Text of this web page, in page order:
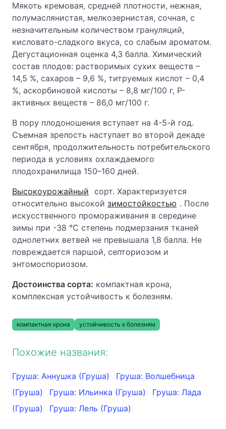
Мякоть кремовая, средней плотности, нежная,
полумаслянистая, мелкозернистая, сочная, с
незначительным количеством грануляций,
кисловато-сладкого вкуса, со слабым ароматом.
Дегустационная оценка 4,3 балла. Химический
состав плодов: растворимых сухих веществ –
14,5 %, сахаров – 9,6 %, титруемых кислот – 0,4
%, аскорбиновой кислоты – 8,8 мг/100 г, Р-
активных веществ – 86,0 мг/100 г.
В пору плодоношения вступает на 4-5-й год.
Съемная зрелость наступает во второй декаде
сентября, продолжительность потребительского
периода в условиях охлаждаемого
плодохранилища 150–160 дней.
Высокоурожайный сорт. Характеризуется
относительно высокой зимостойкостью . После
искусственного промораживания в середине
зимы при -38 °С степень подмерзания тканей
однолетних ветвей не превышала 1,8 балла. Не
повреждается паршой, септориозом и
энтомоспориозом.
Достоинства сорта: компактная крона,
комплексная устойчивость к болезням.
компактная крона устойчивость к болезням
Похожие названия:
Груша: Аннушка (Груша)
Груша: Волшебница
(Груша)
Груша: Ильинка (Груша)
Груша: Лада
(Груша)
Груша: Лель (Груша)